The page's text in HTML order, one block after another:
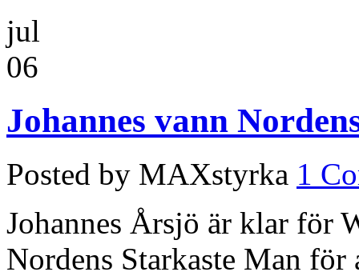
jul
06
Johannes vann
Posted by MAXstyrka 1
Johannes Årsjö är klar för
Nordens Starkaste Man för